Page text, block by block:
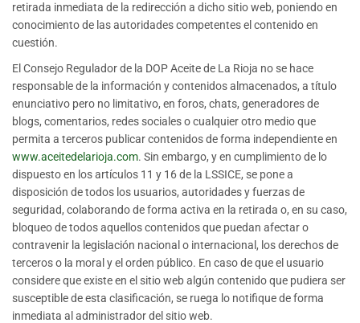
retirada inmediata de la redirección a dicho sitio web, poniendo en
conocimiento de las autoridades competentes el contenido en
cuestión.
El Consejo Regulador de la DOP Aceite de La Rioja no se hace
responsable de la información y contenidos almacenados, a título
enunciativo pero no limitativo, en foros, chats, generadores de
blogs, comentarios, redes sociales o cualquier otro medio que
permita a terceros publicar contenidos de forma independiente en
www.aceitedelarioja.com. Sin embargo, y en cumplimiento de lo
dispuesto en los artículos 11 y 16 de la LSSICE, se pone a
disposición de todos los usuarios, autoridades y fuerzas de
seguridad, colaborando de forma activa en la retirada o, en su caso,
bloqueo de todos aquellos contenidos que puedan afectar o
contravenir la legislación nacional o internacional, los derechos de
terceros o la moral y el orden público. En caso de que el usuario
considere que existe en el sitio web algún contenido que pudiera ser
susceptible de esta clasificación, se ruega lo notifique de forma
inmediata al administrador del sitio web.